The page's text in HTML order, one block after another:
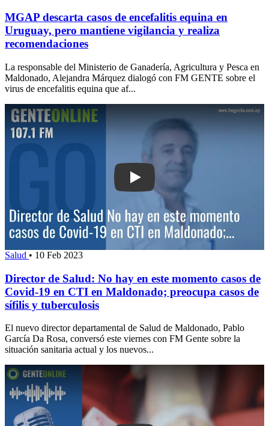
MGAP descarta casos de encefalitis equina en
Uruguay, pero mantiene vigilancia y realiza
recomendaciones
La responsable del Ministerio de Ganadería, Agricultura y Pesca en
Maldonado, Alejandra Márquez dialogó con FM GENTE sobre el
virus de encefalitis equina que af...
Play: Director de Salud: No hay en
Salud • 10 Feb 2023
Director de Salud: No hay en este momento casos de
Covid-19 en CTI en Maldonado; preocupa casos de
sífilis y tuberculosis
El nuevo director departamental de Salud de Maldonado, Pablo
García Da Rosa, conversó este viernes con FM Gente sobre la
situación sanitaria actual y los nuevos...